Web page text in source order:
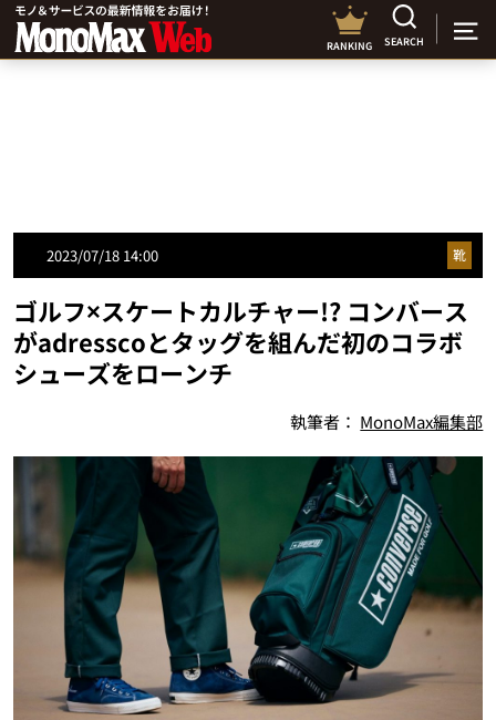
RANKING SEARCH
2023/07/18 14:00 靴
ゴルフ×スケートカルチャー!? コンバース
がadresscoとタッグを組んだ初のコラボ
シューズをローンチ
執筆者： MonoMax編集部